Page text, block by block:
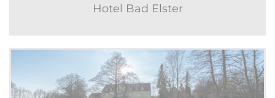
Hotel Bad Elster